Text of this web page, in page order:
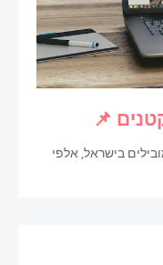
📌
בישראל, אלפי